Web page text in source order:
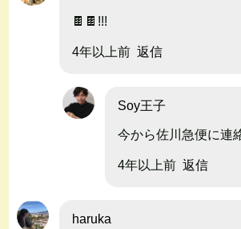
🍫🍫!!!
4年以上前 返信
Soy王子
今から佐川急便に連
4年以上前 返信
haruka